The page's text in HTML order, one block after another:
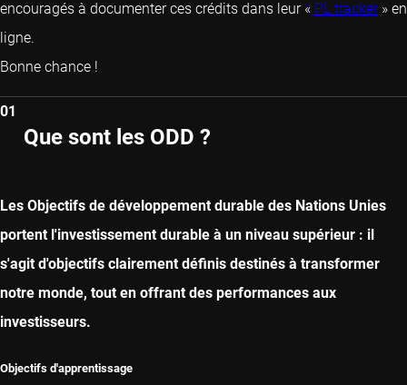
encouragés à documenter ces crédits dans leur « PL tracker» en
ligne.
Bonne chance !
01
Que sont les ODD ?
Les Objectifs de développement durable des Nations Unies
portent l'investissement durable à un niveau supérieur : il
s'agit d'objectifs clairement définis destinés à transformer
notre monde, tout en offrant des performances aux
investisseurs.
Objectifs d'apprentissage